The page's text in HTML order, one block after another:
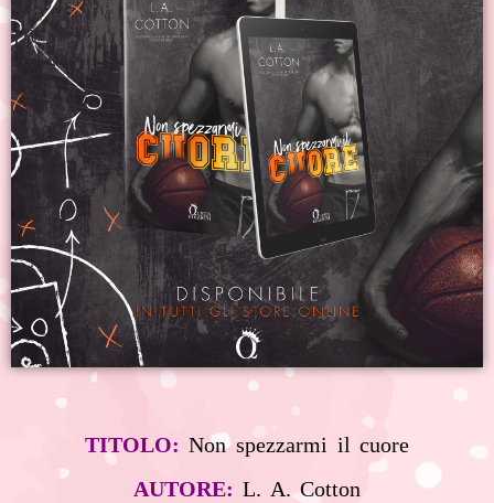
TITOLO: Non spezzarmi il cuore
AUTORE: L. A. Cotton